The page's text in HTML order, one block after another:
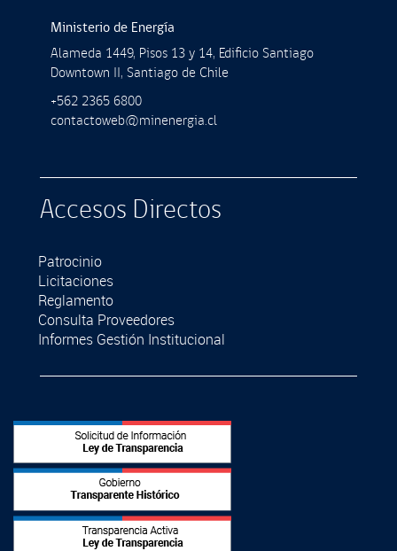
Ministerio de Energía
Alameda 1449, Pisos 13 y 14, Ediﬁcio Santiago
Downtown II, Santiago de Chile
+562 2365 6800
contactoweb@minenergia.cl
Accesos Directos
Patrocinio
Licitaciones
Reglamento
Consulta Proveedores
Informes Gestión Institucional